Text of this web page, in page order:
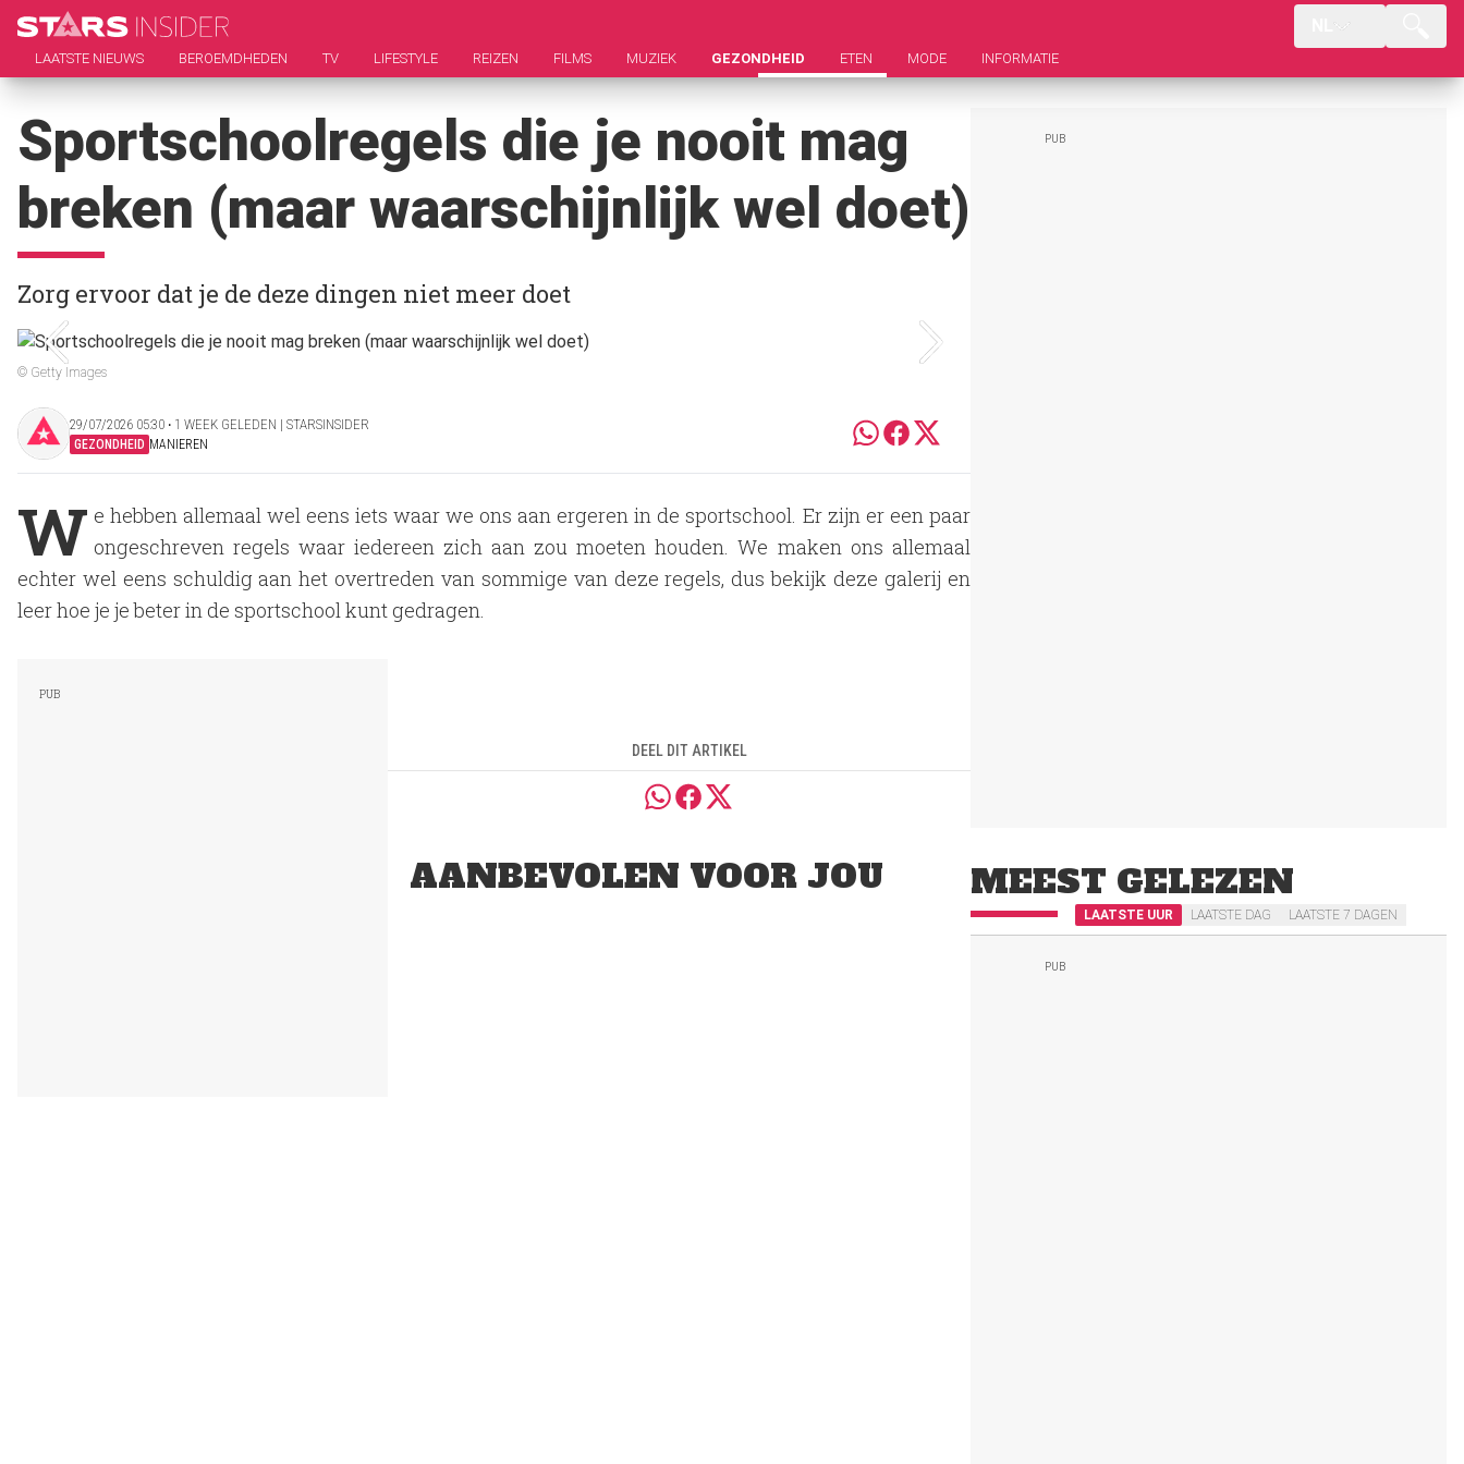
LAATSTE NIEUWS BEROEMDHEDEN TV LIFESTYLE REIZEN FILMS MUZIEK GEZONDHEID ETEN MODE INFORMATIE
Sportschoolregels die je nooit mag
breken (maar waarschijnlijk wel doet)
Zorg ervoor dat je de deze dingen niet meer doet
© Getty Images
29/07/2026 05:30 ‧ 1 WEEK GELEDEN | STARSINSIDER
GEZONDHEID MANIEREN
W e hebben allemaal wel eens iets waar we ons aan ergeren in de sportschool. Er zijn er een paar
ongeschreven regels waar iedereen zich aan zou moeten houden. We maken ons allemaal
echter wel eens schuldig aan het overtreden van sommige van deze regels, dus bekijk deze galerij en
leer hoe je je beter in de sportschool kunt gedragen.
DEEL DIT ARTIKEL
AANBEVOLEN VOOR JOU MEEST GELEZEN
LAATSTE UUR LAATSTE DAG LAATSTE 7 DAGEN